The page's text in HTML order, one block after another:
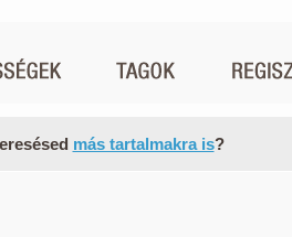
más tartalmakra is?